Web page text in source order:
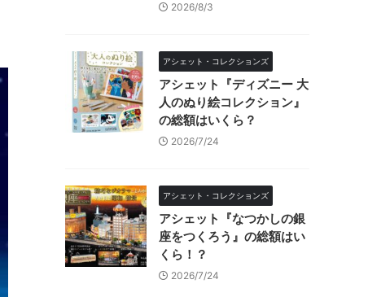
2026/8/3
アシェット・コレクションズ
アシェット『ディズニー 大
人のぬり絵コレクション』
の総額はいくら？
2026/7/24
アシェット・コレクションズ
アシェット『なつかしの銀
座をつくろう』の総額はい
くら！？
2026/7/24